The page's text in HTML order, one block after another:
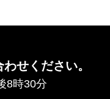
せください。
8時30分